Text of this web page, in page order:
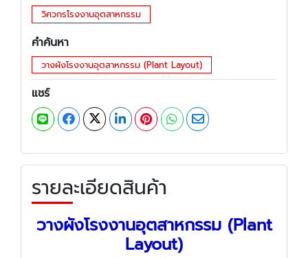
วิศวกรโรงงานอุตสาหกรรม
คำค้นหา
วางผังโรงงานอุตสาหกรรม (Plant Layout)
แชร์
รายละเอียดสินค้า
วางผังโรงงานอุตสาหกรรม (Plant
Layout)